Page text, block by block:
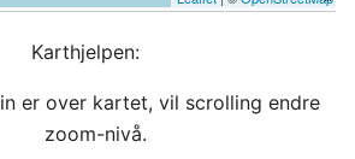
Karthjelpen:
er over kartet, vil scrolling endre
zoom-nivå.